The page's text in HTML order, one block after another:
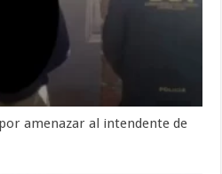
amenazar al intendente de